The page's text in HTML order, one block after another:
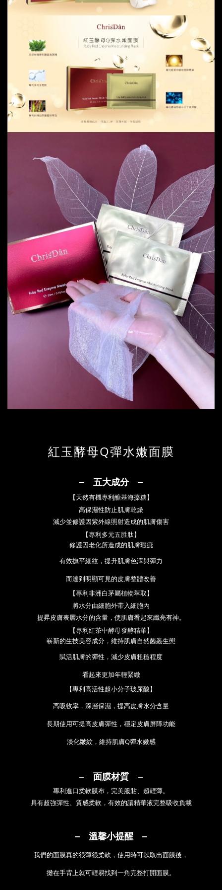
紅玉酵母Q彈水嫩面膜
‒ 五大成分 ‒
【天然有機專利醣基海藻糖】
高保濕性防止肌膚乾燥
減少並修護因紫外線照射造成的肌膚傷害
【專利多元五胜肽】
修護因老化所造成的肌膚瑕疵
有效撫平細紋，提升肌膚色澤與彈力
而達到明顯可見的皮膚整體改善
【專利非洲白茅屬植物萃取】
將水分由細胞外带入細胞內
提昇皮膚表層水分的含量，使肌膚看起來纖亮有神。
【專利紅茶中酵母發酵精華】
嶄新的生技美容成分，維持肌膚自然菌叢生態
賦活肌膚的彈性，減少皮膚粗糙程度
看起來更加年輕緊緻
【專利高活性超小分子玻尿酸】
高吸收率，深層保濕， 提高皮膚水分含量
長期使用可提高皮膚彈性，穩定皮膚屏障功能
淡化皺紋，維持肌膚Q彈水嫩感
‒ 面膜材質 ‒
專利進口柔軟膜布，完美服貼、超輕薄。
具有超強彈性、質感柔軟，有效的讓精華液完整吸收負載
‒ 溫馨小提醒 ‒
我們的面膜真的很薄很柔軟，使用時可以取出面膜後，
攤在手背上就可輕易找到一角完整打開面膜。